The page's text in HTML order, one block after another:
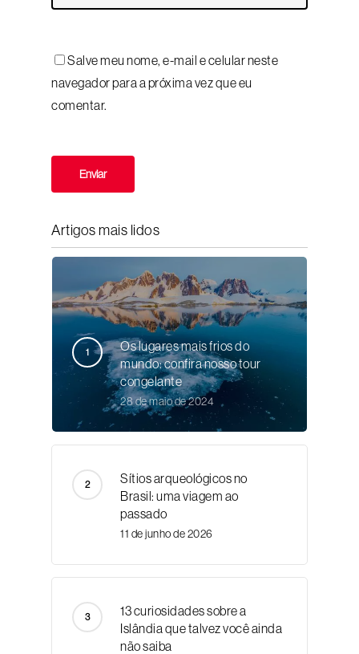
Salve meu nome, e-mail e celular neste
navegador para a próxima vez que eu
comentar.
Artigos mais lidos
Os lugares mais frios do
mundo: confira nosso tour
congelante
28 de maio de 2024
Sítios arqueológicos no
Brasil: uma viagem ao
passado
11 de junho de 2026
13 curiosidades sobre a
Islândia que talvez você ainda
não saiba